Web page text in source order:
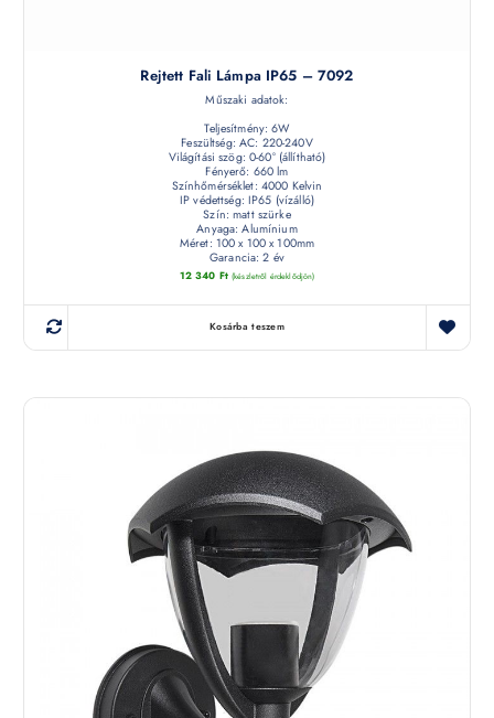
Rejtett Fali Lámpa IP65 – 7092
Műszaki adatok:
Teljesítmény: 6W
Feszültség: AC: 220-240V
Világítási szög: 0-60° (állítható)
Fényerő: 660 lm
Színhőmérséklet: 4000 Kelvin
IP védettség: IP65 (vízálló)
Szín: matt szürke
Anyaga: Alumínium
Méret: 100 x 100 x 100mm
Garancia: 2 év
12 340 Ft (készletről érdeklődjön)
Kosárba teszem